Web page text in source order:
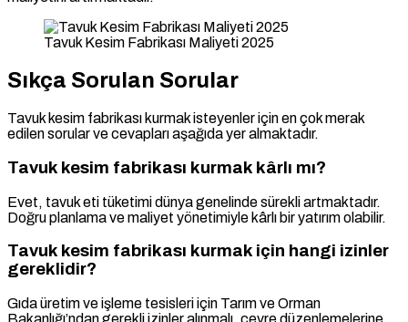
Tavuk Kesim Fabrikası Maliyeti 2025
Sıkça Sorulan Sorular
Tavuk kesim fabrikası kurmak isteyenler için en çok merak
edilen sorular ve cevapları aşağıda yer almaktadır.
Tavuk kesim fabrikası kurmak kârlı mı?
Evet, tavuk eti tüketimi dünya genelinde sürekli artmaktadır.
Doğru planlama ve maliyet yönetimiyle kârlı bir yatırım olabilir.
Tavuk kesim fabrikası kurmak için hangi izinler
gereklidir?
Gıda üretim ve işleme tesisleri için Tarım ve Orman
Bakanlığı’ndan gerekli izinler alınmalı, çevre düzenlemelerine